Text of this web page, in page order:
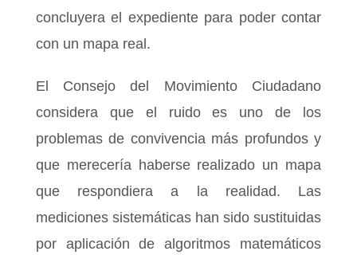
concluyera el expediente para poder contar
con un mapa real.
El Consejo del Movimiento Ciudadano
considera que el ruido es uno de los
problemas de convivencia más profundos y
que merecería haberse realizado un mapa
que respondiera a la realidad. Las
mediciones sistemáticas han sido sustituidas
por aplicación de algoritmos matemáticos